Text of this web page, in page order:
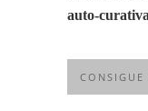
auto-